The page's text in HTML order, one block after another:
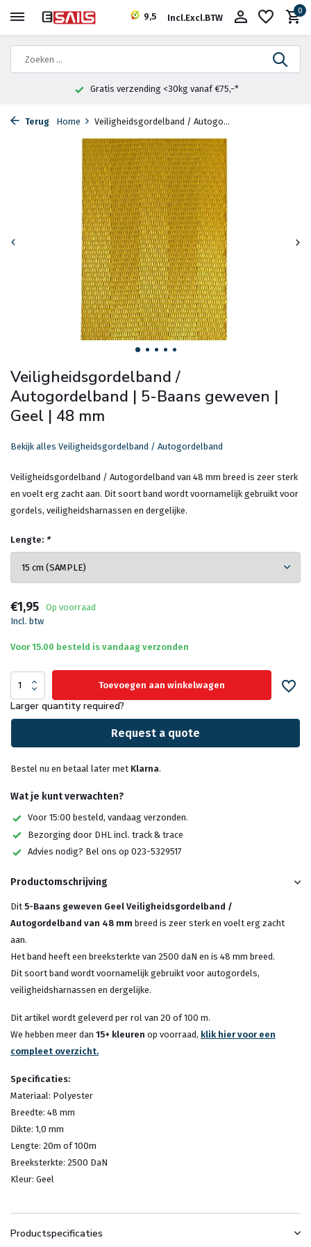
9,5 Incl.Excl.BTW
0
Gratis verzending <30kg vanaf €75,-*
Terug Home Veiligheidsgordelband / Autogo...
Veiligheidsgordelband /
Autogordelband | 5-Baans geweven |
Geel | 48 mm
Bekijk alles Veiligheidsgordelband / Autogordelband
Veiligheidsgordelband / Autogordelband van 48 mm breed is zeer sterk
en voelt erg zacht aan. Dit soort band wordt voornamelijk gebruikt voor
gordels, veiligheidsharnassen en dergelijke.
Lengte: *
€1,95
Op voorraad
Incl. btw
Voor 15.00 besteld is vandaag verzonden
Toevoegen aan winkelwagen
Larger quantity required?
Request a quote
Bestel nu en betaal later met Klarna.
Wat je kunt verwachten?
Voor 15:00 besteld, vandaag verzonden.
Bezorging door DHL incl. track & trace
Advies nodig? Bel ons op 023-5329517
Productomschrijving
Dit 5-Baans geweven Geel Veiligheidsgordelband /
Autogordelband van 48 mm breed is zeer sterk en voelt erg zacht
aan.
Het band heeft een breeksterkte van 2500 daN en is 48 mm breed.
Dit soort band wordt voornamelijk gebruikt voor autogordels,
veiligheidsharnassen en dergelijke.
Dit artikel wordt geleverd per rol van 20 of 100 m.
We hebben meer dan 15+ kleuren op voorraad, klik hier voor een
compleet overzicht.
Specificaties:
Materiaal: Polyester
Breedte: 48 mm
Dikte: 1,0 mm
Lengte: 20m of 100m
Breeksterkte: 2500 DaN
Kleur: Geel
Productspecificaties